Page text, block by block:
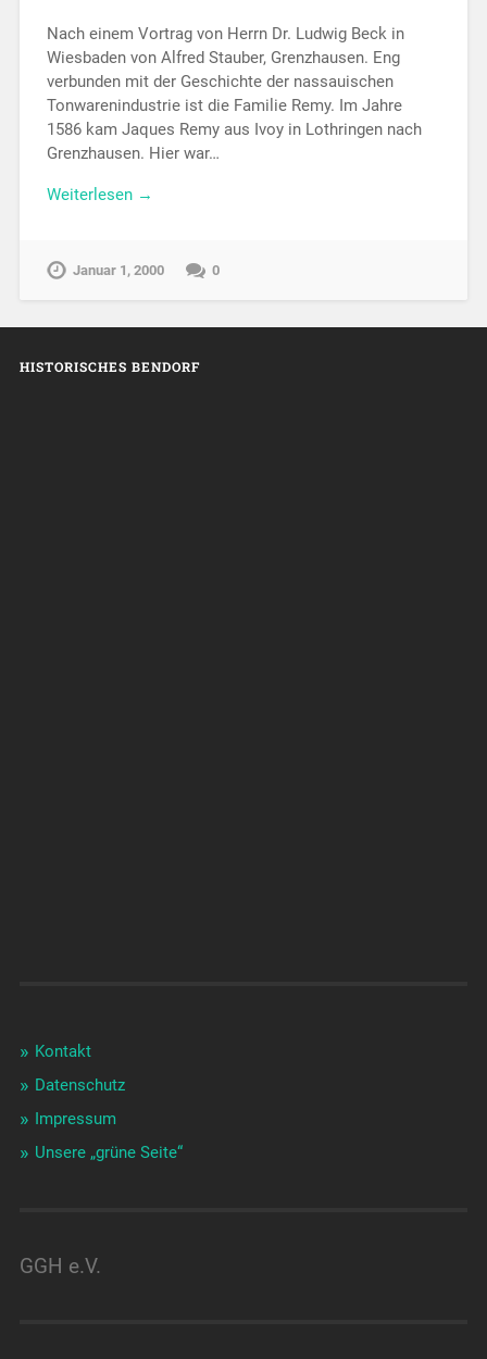
Nach einem Vortrag von Herrn Dr. Ludwig Beck in
Wiesbaden von Alfred Stauber, Grenzhausen. Eng
verbunden mit der Geschichte der nassauischen
Tonwarenindustrie ist die Familie Remy. Im Jahre
1586 kam Jaques Remy aus Ivoy in Lothringen nach
Grenzhausen. Hier war…
Weiterlesen →
Januar 1, 2000 0
HISTORISCHES BENDORF
Kontakt
Datenschutz
Impressum
Unsere „grüne Seite“
GGH e.V.